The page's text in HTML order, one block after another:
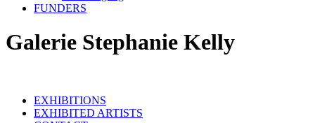
FUNDERS
Galerie Stephanie Kelly
EXHIBITIONS
EXHIBITED ARTISTS